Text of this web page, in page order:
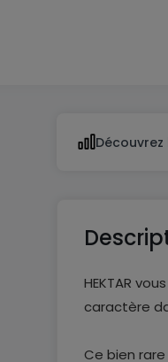
HEKTAR
caractère
Ce bien